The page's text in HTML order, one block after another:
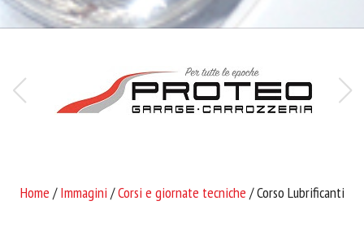
Home /Immagini /Corsi e giornate tecniche / Corso Lubrificanti